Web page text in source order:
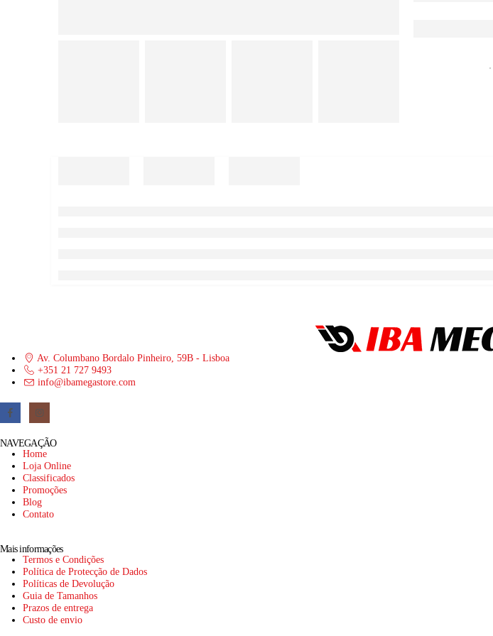
Av. Columbano Bordalo Pinheiro, 59B - Lisboa
+351 21 727 9493
info@ibamegastore.com
NAVEGAÇÃO
Home
Loja Online
Classificados
Promoções
Blog
Contato
Mais informações
Termos e Condições
Política de Protecção de Dados
Políticas de Devolução
Guia de Tamanhos
Prazos de entrega
Custo de envio